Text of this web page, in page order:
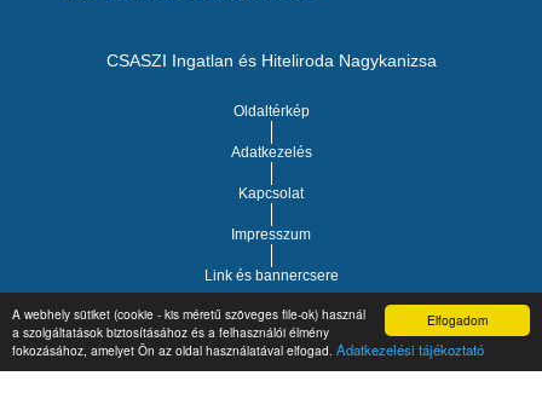
Elfogadom
A webhely sütiket (cookie - kis méretű szöveges file-ok) használ
a szolgáltatások biztosításához és a felhasználói élmény
fokozásához, amelyet Ön az oldal használatával elfogad. Adatkezelési tájékoztató
CSASZI Ingatlan és Hiteliroda Nagykanizsa
Oldaltérkép
Adatkezelés
Kapcsolat
Impresszum
Link és bannercsere
Copyright © 2021.Vár-Köz Kft. - Ingatlan nyilvántartó, ügyviteli és
adminisztrációs szoftver